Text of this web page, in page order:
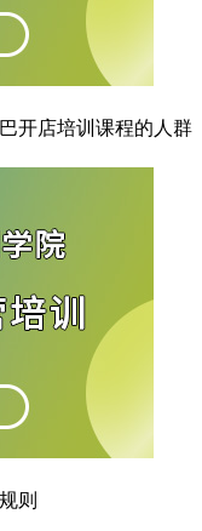
开店培训课程的人群
则